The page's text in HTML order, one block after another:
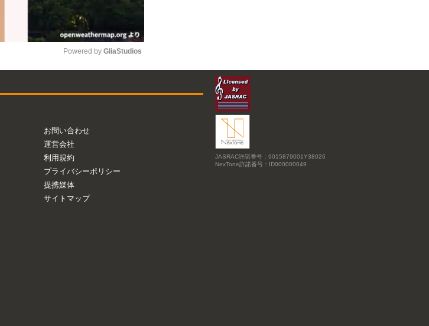
Powered by GliaStudios
お問い合わせ
運営会社
利用規約
プライバシーポリシー
提携媒体
サイトマップ
JASRAC許諾番号：9015879001Y38026
NexTone許諾番号：ID000000049